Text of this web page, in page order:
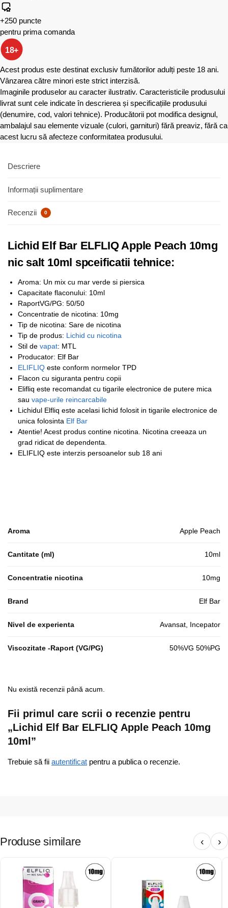
+250 puncte
pentru prima comanda
18+
Acest produs este destinat exclusiv fumătorilor adulți peste 18 ani.
Vânzarea către minori este strict interzisă.
Imaginile produselor au caracter ilustrativ. Caracteristicile produsului
livrat sunt cele indicate în descrierea și specificațiile produsului
(denumire, cod, valori tehnice). Producătorii pot modifica designul,
ambalajul sau elemente vizuale (culori, garnituri) fără preaviz, fără ca
acest lucru să afecteze conformitatea produsului.
Descriere
Informații suplimentare
Recenzii 0
Lichid Elf Bar ELFLIQ Apple Peach 10mg
nic salt 10ml spceificatii tehnice:
Aroma: Un mix cu mar verde si piersica
Capacitate flaconului: 10ml
RaportVG/PG: 50/50
Concentratie de nicotina: 10mg
Tip de nicotina: Sare de nicotina
Tip de produs: Lichid cu nicotina
Stil de vapat: MTL
Producator: Elf Bar
ELIFLIQ este conform normelor TPD
Flacon cu siguranta pentru copii
Elifliq este recomandat cu tigarile electronice de putere mica
sau vape-urile reincarcabile
Lichidul Elfliq este acelasi lichid folosit in tigarile electronice de
unica folosinta Elf Bar
Atentie! Acest produs contine nicotina. Nicotina creeaza un
grad ridicat de dependenta.
ELIFLIQ este interzis persoanelor sub 18 ani
Aroma Apple Peach
Cantitate (ml) 10ml
Concentratie nicotina 10mg
Brand Elf Bar
Nivel de experienta Avansat, Incepator
Viscozitate -Raport (VG/PG) 50%VG 50%PG
Nu există recenzii până acum.
Fii primul care scrii o recenzie pentru
„Lichid Elf Bar ELFLIQ Apple Peach 10mg
10ml”
Trebuie să fii autentificat pentru a publica o recenzie.
Produse similare ‹ ›